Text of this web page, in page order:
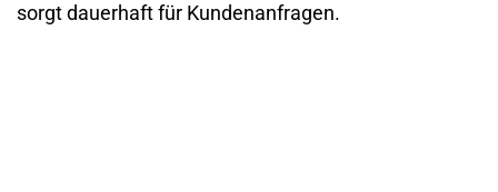
sorgt dauerhaft für Kundenanfragen.